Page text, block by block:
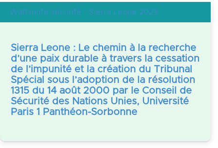
Wathinote sécurité - Sierra Leone 2023
Sierra Leone : Le chemin à la recherche
d’une paix durable à travers la cessation
de l’impunité et la création du Tribunal
Spécial sous l’adoption de la résolution
1315 du 14 août 2000 par le Conseil de
Sécurité des Nations Unies, Université
Paris 1 Panthéon-Sorbonne